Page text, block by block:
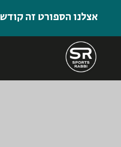
אצלנו הספורט זה קודש